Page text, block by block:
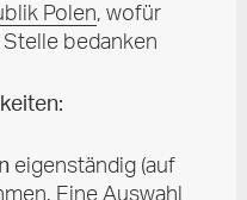
Polen, wofür
bedanken
eigenständig (auf
Eine Auswahl